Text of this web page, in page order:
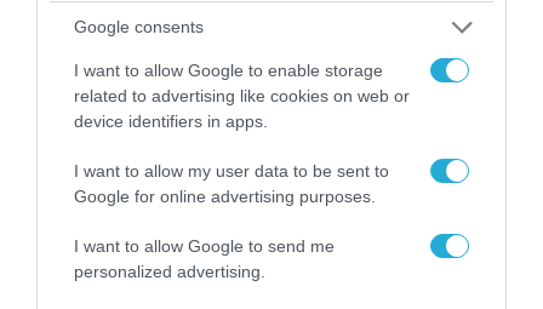
Google consents
I want to allow Google to enable storage
related to advertising like cookies on web or
device identifiers in apps.
I want to allow my user data to be sent to
Google for online advertising purposes.
I want to allow Google to send me
personalized advertising.
06.08.2026 | 14:02
«Επιχείρηση ελεύθερα πεζοδρόμια» στην
Αθήνα: Απομακρύνθηκαν παράνομα
αντικείμενα από κοινόχρηστους χώρους